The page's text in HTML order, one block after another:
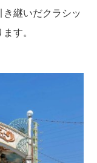
継いだクラシッ
す。